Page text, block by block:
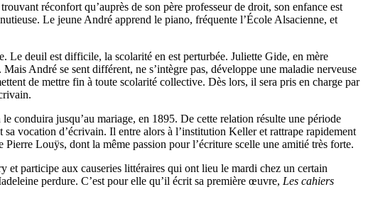
réconfort qu’auprès de son père professeur de droit, son enfance est
Le jeune André apprend le piano, fréquente l’École Alsacienne, et
Le deuil est difficile, la scolarité en est perturbée. Juliette Gide, en mère
André se sent différent, ne s’intègre pas, développe une maladie nerveuse
de mettre fin à toute scolarité collective. Dès lors, il sera pris en charge par
conduira jusqu’au mariage, en 1895. De cette relation résulte une période
vocation d’écrivain. Il entre alors à l’institution Keller et rattrape rapidement
Louÿs, dont la même passion pour l’écriture scelle une amitié très forte.
participe aux causeries littéraires qui ont lieu le mardi chez un certain
perdure. C’est pour elle qu’il écrit sa première œuvre, Les cahiers